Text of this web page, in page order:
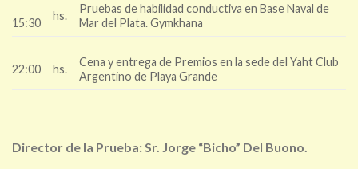
15:30
hs.
Pruebas de habilidad conductiva en Base Naval de
Mar del Plata. Gymkhana
22:00 hs.
Cena y entrega de Premios en la sede del Yaht Club
Argentino de Playa Grande
Director de la Prueba: Sr. Jorge “Bicho” Del Buono.